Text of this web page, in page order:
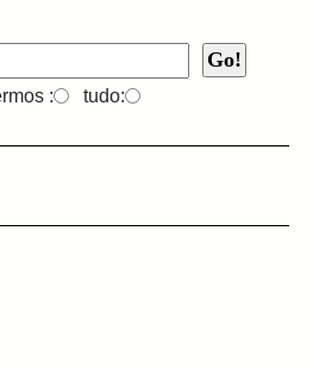
: tudo: